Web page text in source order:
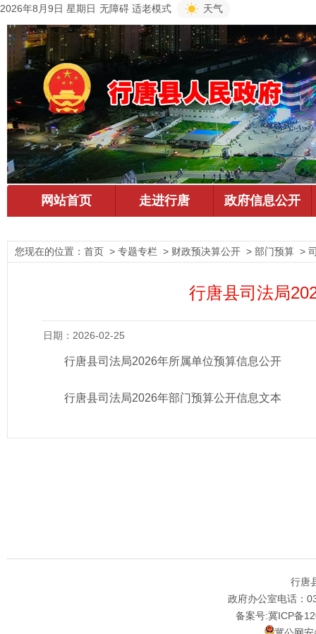
2026年8月9日 星期日 无障碍 适老模式 天气
您现在的位置： 首页 > 专题专栏 > 财政预决算公开 > 部门预算 >
行唐县司法局
日期：2026-02-25
行唐县司法局2026年所属单位预算信息公开
行唐县司法局2026年部门预算公开信息文本